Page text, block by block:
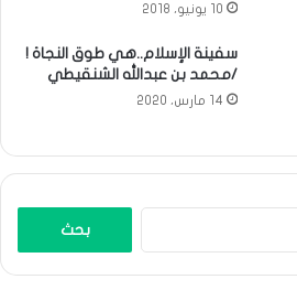
10 يونيو، 2018
سفينة الإسلام..هي طوق النجاة !
/محمد بن عبدالله الشنقيطي
14 مارس، 2020